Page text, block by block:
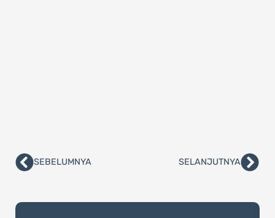
PrevSEBELUMNYA SELANJUTNYA